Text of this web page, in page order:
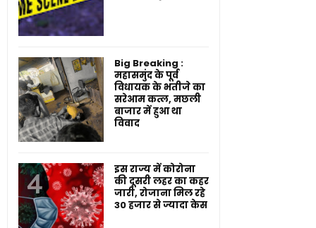
Big Breaking :
महासमुंद के पूर्व
विधायक के भतीजे का
सरेआम कत्ल, मछली
बाजार में हुआ था
विवाद
इस राज्य में कोरोना
की दूसरी लहर का कहर
जारी, रोजाना मिल रहे
30 हजार से ज्यादा केस